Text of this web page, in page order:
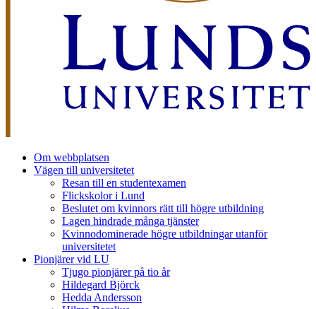
Om webbplatsen
Vägen till universitetet
Resan till en studentexamen
Flickskolor i Lund
Beslutet om kvinnors rätt till högre utbildning
Lagen hindrade många tjänster
Kvinnodominerade högre utbildningar utanför
universitetet
Pionjärer vid LU
Tjugo pionjärer på tio år
Hildegard Björck
Hedda Andersson